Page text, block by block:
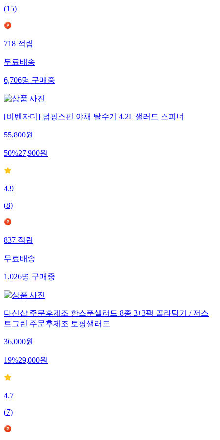
(15)
718적립
무료배송
6,706명구매중
[비벤자디] 펌핑스핀 야채 탈수기 4.2L 샐러드 스피너
55,800원
50%27,900원
4.9
(8)
837적립
무료배송
1,026명구매중
다신샵 주문후제조 한스푼샐러드 8종 3+3팩 골라담기 / 저스
트그린 주문후제조 토핑샐러드
36,000원
19%29,000원
4.7
(7)